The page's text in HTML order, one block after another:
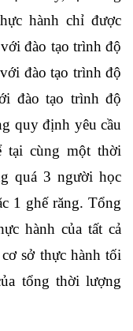
hành chỉ được
đào tạo trình độ
đào tạo trình độ
đào tạo trình độ
quy định yêu cầu
tại cùng một thời
quá 3 người học
1 ghế răng. Tổng
hành của tất cả
sở thực hành tối
tổng thời lượng